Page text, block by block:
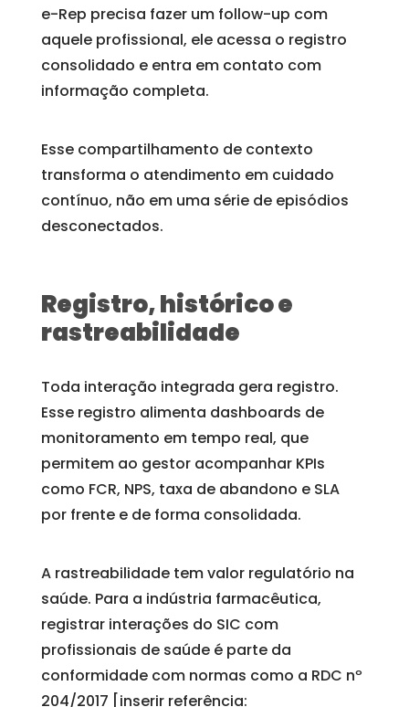
e-Rep precisa fazer um follow-up com
aquele profissional, ele acessa o registro
consolidado e entra em contato com
informação completa.
Esse compartilhamento de contexto
transforma o atendimento em cuidado
contínuo, não em uma série de episódios
desconectados.
Registro, histórico e
rastreabilidade
Toda interação integrada gera registro.
Esse registro alimenta dashboards de
monitoramento em tempo real, que
permitem ao gestor acompanhar KPIs
como FCR, NPS, taxa de abandono e SLA
por frente e de forma consolidada.
A rastreabilidade tem valor regulatório na
saúde. Para a indústria farmacêutica,
registrar interações do SIC com
profissionais de saúde é parte da
conformidade com normas como a RDC nº
204/2017 [inserir referência: